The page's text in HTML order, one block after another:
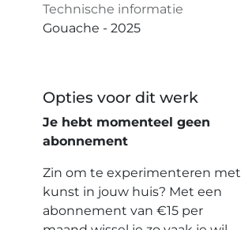
Technische informatie
Gouache - 2025
Opties voor dit werk
Je hebt momenteel geen
abonnement
Zin om te experimenteren met
kunst in jouw huis? Met een
abonnement van €15 per